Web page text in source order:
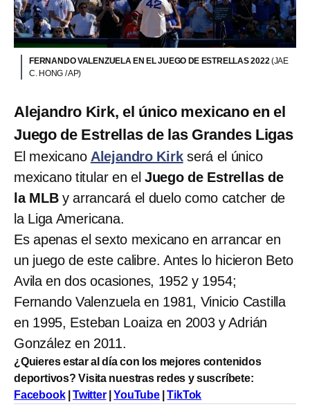
FERNANDO VALENZUELA EN EL JUEGO DE ESTRELLAS 2022 (JAE
C. HONG / AP)
Alejandro Kirk, el único mexicano en el
Juego de Estrellas de las Grandes Ligas
El mexicano Alejandro Kirkserá el único
mexicano titular en el Juego de Estrellas de
la MLBy arrancará el duelo como catcher de
la Liga Americana.
Es apenas el sexto mexicano en arrancar en
un juego de este calibre. Antes lo hicieron Beto
Avila en dos ocasiones, 1952 y 1954;
Fernando Valenzuela en 1981, Vinicio Castilla
en 1995, Esteban Loaiza en 2003 y Adrián
González en 2011.
¿Quieres estar al día con los mejores contenidos
deportivos? Visita nuestras redes y suscríbete:
Facebook|Twitter|YouTube|TikTok